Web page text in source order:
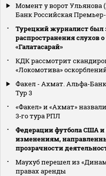
Момент у ворот Ульянова
Банк Российская
Турецкий журналист был
распространения слухов
«Галатасарай»
КДК рассмотрит
«Локомотива»
Факел - Ахмат. Альфа-
Тур 3
«Факел» и «Ахмат»
3‑го тура РПЛ
Федерации футбола США
изменениям,
прозрачности
Маухуб перешел из
правах аренды